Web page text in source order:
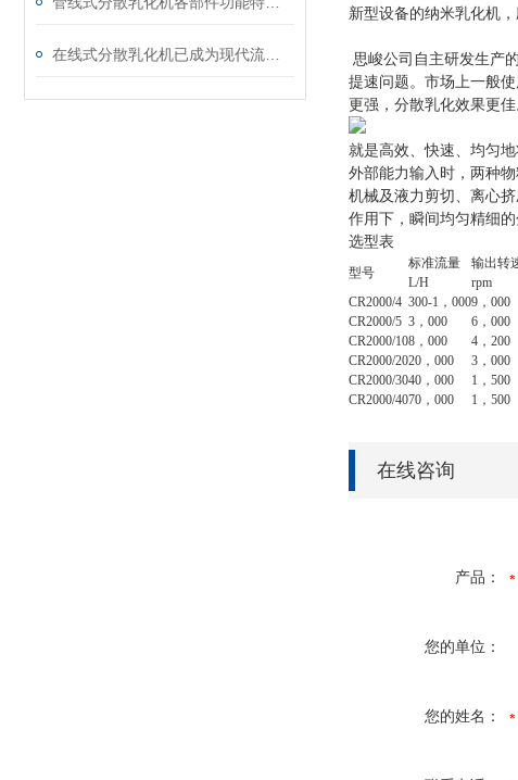
新型设备的纳米乳化机
思峻公司自主研发生产的
提速问题。市场上一般
更强，分散乳化效果更佳
就是高效、快速、均匀
外部能力输入时，两种
机械及液力剪切、离心
作用下，瞬间均匀精细
选型表
型号
标准流量
L/H
输出转
rpm
CR2000/4 300-1 ，0009 ，000
CR2000/5 3 ，000 6 ，000
CR2000/108 ，000 4 ，200
CR2000/2020 ，000 3 ，000
CR2000/3040 ，000 1 ，500
CR2000/4070 ，000 1 ，500
在线咨询
产品：
您的单位：
您的姓名：